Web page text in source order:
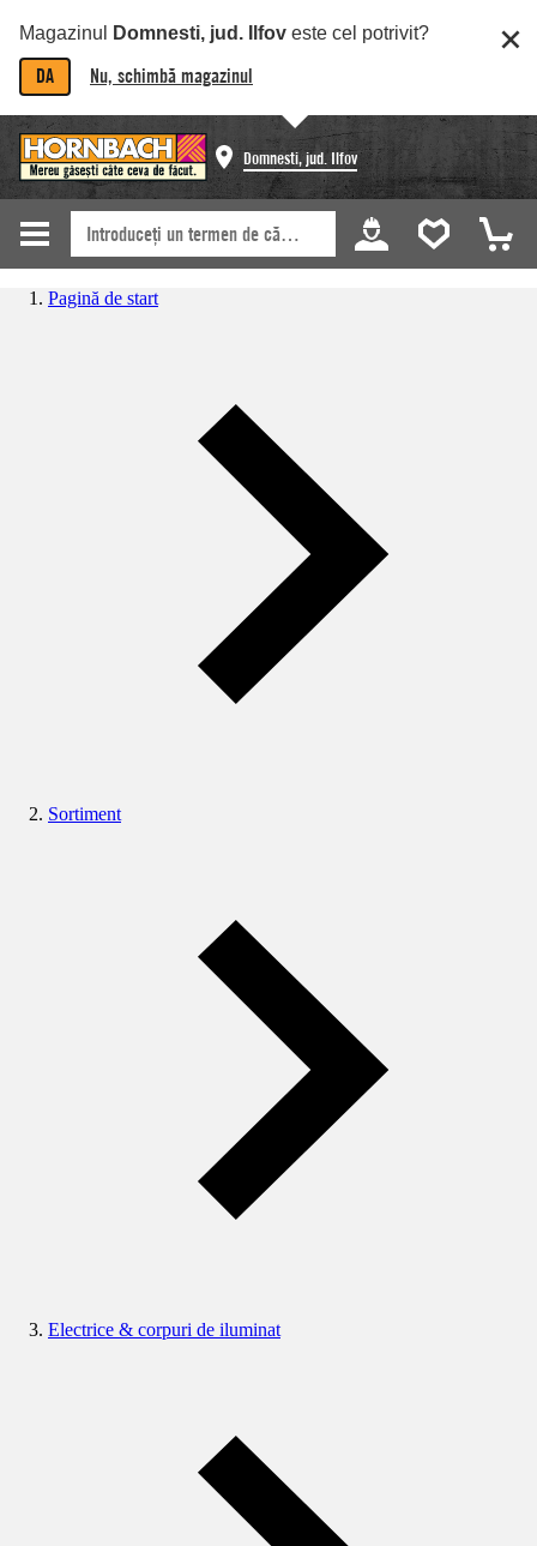
Magazinul Domnesti, jud. Ilfov este cel potrivit?
DA Nu, schimbă magazinul
Domnesti, jud. Ilfov
Pagină de start
Sortiment
Electrice & corpuri de iluminat